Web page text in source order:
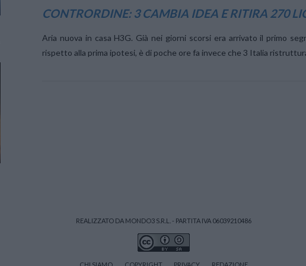
CONTRORDINE: 3 CAMBIA IDEA E RITIRA 270
Aria nuova in casa H3G. Già nei giorni scorsi era arrivato il primo
rispetto alla prima ipotesi, è di poche ore fa invece che 3 Italia
REALIZZATO DA MONDO3 S.R.L. - PARTITA IVA 06039210486